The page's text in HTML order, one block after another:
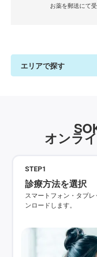
お薬を郵送にて
エリアで探す
オンラ
STEP1
診療方法を選択
スマートフォン・タブ
ンロードします。